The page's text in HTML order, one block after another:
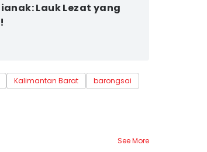
Lauk Lezat yang
Kalimantan Barat barongsai
See More